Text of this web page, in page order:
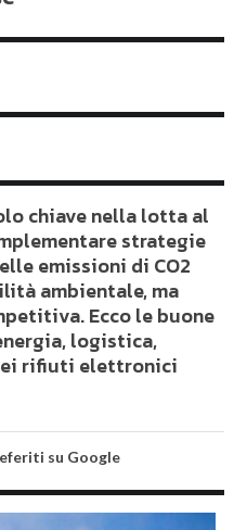
chiave nella lotta al
strategie
emissioni di CO2
ambientale, ma
Ecco le buone
logistica,
rifiuti elettronici
su Google